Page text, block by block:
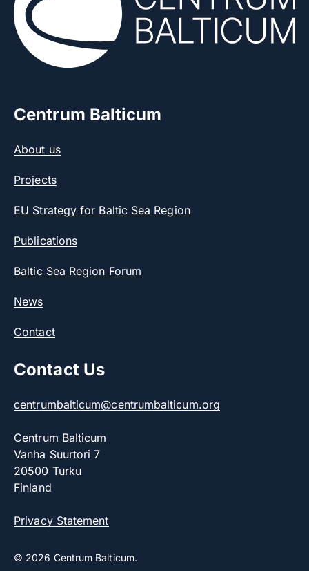
Centrum Balticum
About us
Projects
EU Strategy for Baltic Sea Region
Publications
Baltic Sea Region Forum
News
Contact
Contact Us
centrumbalticum@centrumbalticum.org
Centrum Balticum
Vanha Suurtori 7
20500 Turku
Finland
Privacy Statement
© 2026 Centrum Balticum.